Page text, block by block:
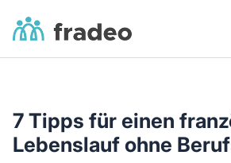
Fradeo
7 Tipps für einen
Lebenslauf ohne